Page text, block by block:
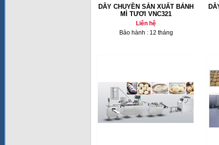
DÂY CHUYỀN SẢN XUẤT BÁNH
MÌ TƯƠI VNC321
Liên hệ
Bảo hành : 12 tháng